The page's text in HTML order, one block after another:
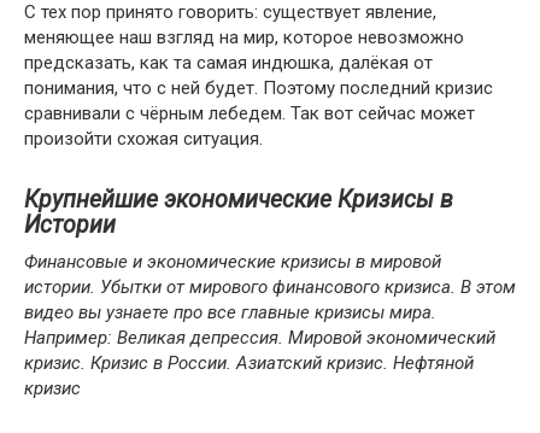
С тех пор принято говорить: существует явление,
меняющее наш взгляд на мир, которое невозможно
предсказать, как та самая индюшка, далёкая от
понимания, что с ней будет. Поэтому последний кризис
сравнивали с чёрным лебедем. Так вот сейчас может
произойти схожая ситуация.
Крупнейшие экономические Кризисы в
Истории
Финансовые и экономические кризисы в мировой
истории. Убытки от мирового финансового кризиса. В этом
видео вы узнаете про все главные кризисы мира.
Например: Великая депрессия. Мировой экономический
кризис. Кризис в России. Азиатский кризис. Нефтяной
кризис